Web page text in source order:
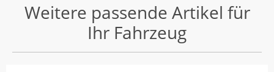
Weitere passende Artikel für
Ihr Fahrzeug